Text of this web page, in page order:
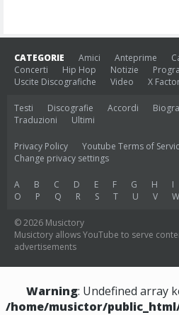
CATEGORIE Amici Anteprime
Concerti
Hip Hop Notizie
Uscite Discografiche
Video X
Testi Discografie Accordi
Traduzioni
Ultimi
Privacy Policy Youtube Terms of
Change privacy settings
A B C D E F G H I
O
P Q R S T U V W
© 2026 Musictory
Musictory allows YouTube to serve
advertisements
Warning: Undefined array
/home/musictor/